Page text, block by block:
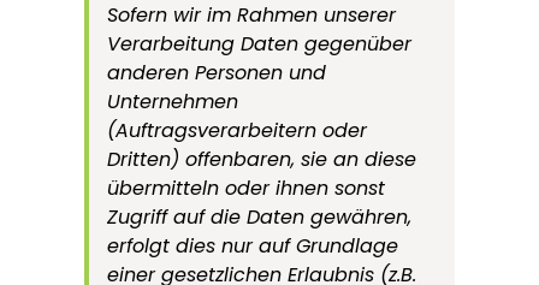
Sofern wir im Rahmen unserer
Verarbeitung Daten gegenüber
anderen Personen und
Unternehmen
(Auftragsverarbeitern oder
Dritten) offenbaren, sie an diese
übermitteln oder ihnen sonst
Zugriff auf die Daten gewähren,
erfolgt dies nur auf Grundlage
einer gesetzlichen Erlaubnis (z.B.